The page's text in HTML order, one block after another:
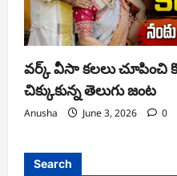
వర్క్ వీసా కలలు చూపించి
చిక్కుకున్న తెలుగు జంట
Anusha June 3, 2026 0
Search